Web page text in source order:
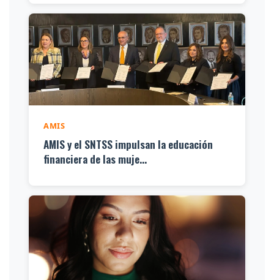
AMIS
AMIS y el SNTSS impulsan la educación
financiera de las muje...